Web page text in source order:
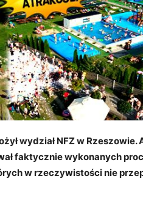
wydział NFZ w Rzeszowie.
faktycznie wykonanych
w rzeczywistości nie